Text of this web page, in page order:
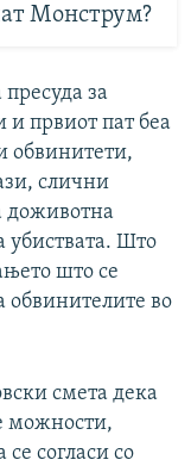
Монструм?
за
и првиот пат беа
обвинитети,
слични
доживотна
убиствата. Што
што се
обвинителите во
смета дека
можности,
согласи со